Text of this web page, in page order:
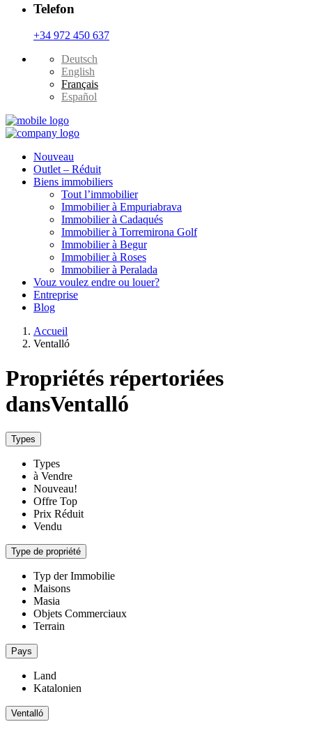
Telefon
+34 972 450 637
Deutsch
English
Français
Español
Nouveau
Outlet – Réduit
Biens immobiliers
Tout l’immobilier
Immobilier à Empuriabrava
Immobilier à Cadaqués
Immobilier à Torremirona Golf
Immobilier à Begur
Immobilier à Roses
Immobilier à Peralada
Vouz voulez endre ou louer?
Entreprise
Blog
Accueil
Ventalló
Propriétés répertoriées
dansVentalló
Types
Types
à Vendre
Nouveau!
Offre Top
Prix Réduit
Vendu
Type de propriété
Typ der Immobilie
Maisons
Masia
Objets Commerciaux
Terrain
Pays
Land
Katalonien
Ventalló